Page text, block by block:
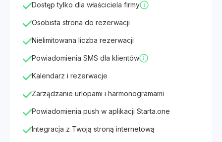
Dostęp tylko dla właściciela firmy
Osobista strona do rezerwacji
Nielimitowana liczba rezerwacji
Powiadomienia SMS dla klientów
Kalendarz i rezerwacje
Zarządzanie urlopami i harmonogramami
Powiadomienia push w aplikacji Starta.one
Integracja z Twoją stroną internetową